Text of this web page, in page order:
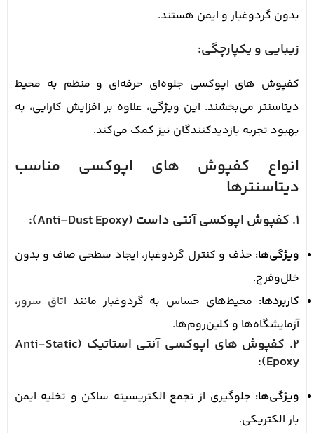
بدون گردوغبار و ایمن هستند.
زیبایی و یکپارچگی:
کفپوش های اپوکسی جلوه‌ای حرفه‌ای و منظم به محیط
دیتاسنتر می‌بخشند. این ویژگی، علاوه بر افزایش کارایی، به
بهبود تجربه بازدیدکنندگان نیز کمک می‌کند.
انواع کفپوش های اپوکسی مناسب
دیتاسنترها
1. کفپوش اپوکسی آنتی داست (Anti-Dust Epoxy):
ویژگی‌ها: حذف و کنترل گردوغبار، ایجاد سطحی صاف و بدون
خلل‌وفرج.
کاربردها: محیط‌های حساس به گردوغبار مانند اتاق‌ سرور،
آزمایشگاه‌ها و کلین‌روم‌ها.
2. کفپوش های اپوکسی آنتی استاتیک (Anti-Static
Epoxy):
ویژگی‌ها: جلوگیری از تجمع الکتریسیته ساکن و تخلیه ایمن
بار الکتریکی.